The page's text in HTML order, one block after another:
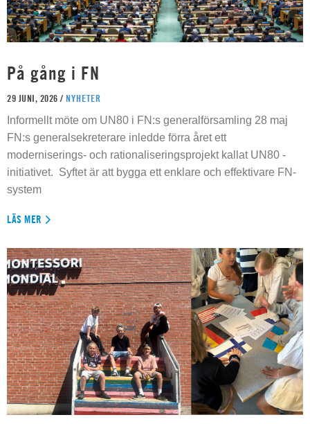
På gång i FN
29 JUNI, 2026 / NYHETER
Informellt möte om UN80 i FN:s generalförsamling 28 maj
FN:s generalsekreterare inledde förra året ett
moderniserings- och rationaliseringsprojekt kallat UN80 -
initiativet. Syftet är att bygga ett enklare och effektivare FN-
system
LÄS MER